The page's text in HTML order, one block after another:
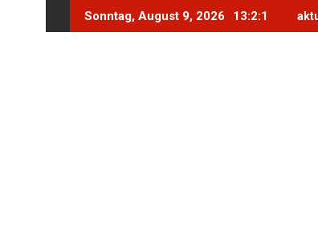
Sonntag, August 9, 2026 13:2:3